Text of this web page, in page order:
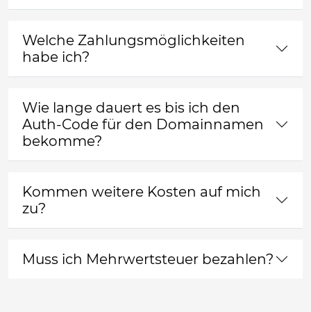
Welche Zahlungsmöglichkeiten
habe ich?
Wie lange dauert es bis ich den
Auth-Code für den Domainnamen
bekomme?
Kommen weitere Kosten auf mich
zu?
Muss ich Mehrwertsteuer bezahlen?